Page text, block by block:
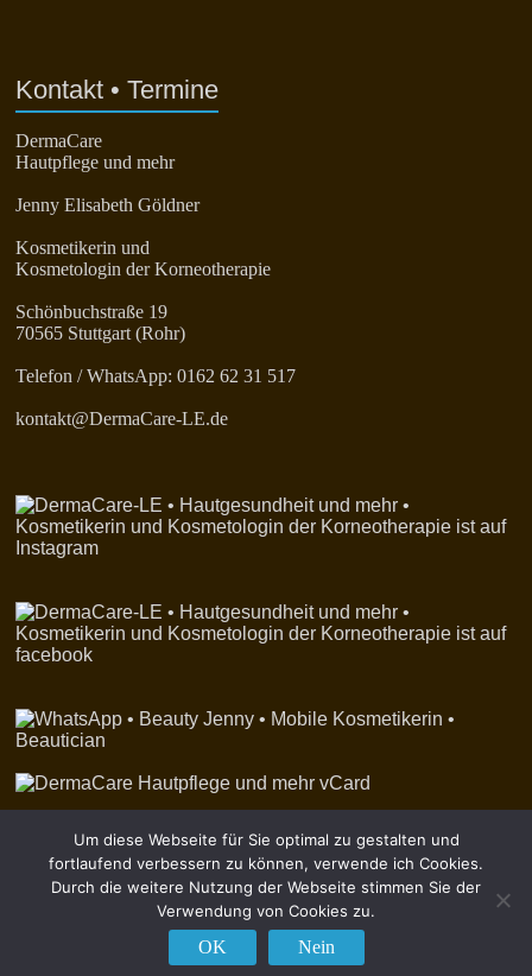
Kontakt • Termine
DermaCare
Hautpflege und mehr
Jenny Elisabeth Göldner
Kosmetikerin und
Kosmetologin der Korneotherapie
Schönbuchstraße 19
70565 Stuttgart (Rohr)
Telefon / WhatsApp: 0162 62 31 517
kontakt@DermaCare-LE.de
Um diese Webseite für Sie optimal zu gestalten und
fortlaufend verbessern zu können, verwende ich Cookies.
Durch die weitere Nutzung der Webseite stimmen Sie der
Verwendung von Cookies zu.
OK Nein